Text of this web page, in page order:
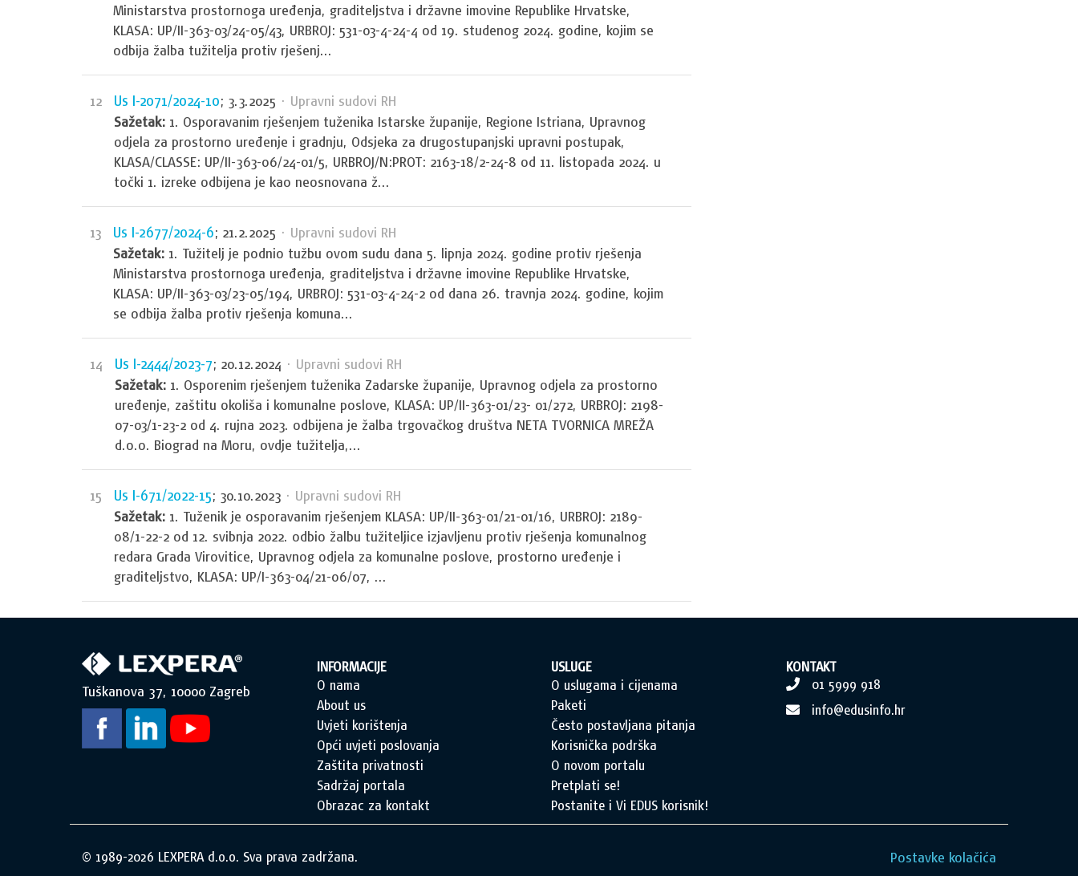
Ministarstva prostornoga uređenja, graditeljstva i državne imovine Republike Hrvatske,
KLASA: UP/II-363-03/24-05/43, URBROJ: 531-03-4-24-4 od 19. studenog 2024. godine, kojim se
odbija žalba tužitelja protiv rješenj...
12 Us I-2071/2024-10; 3.3.2025 · Upravni sudovi RH
Sažetak: 1. Osporavanim rješenjem tuženika Istarske županije, Regione Istriana, Upravnog
odjela za prostorno uređenje i gradnju, Odsjeka za drugostupanjski upravni postupak,
KLASA/CLASSE: UP/II-363-06/24-01/5, URBROJ/N:PROT: 2163-18/2-24-8 od 11. listopada 2024. u
točki 1. izreke odbijena je kao neosnovana ž...
13 Us I-2677/2024-6; 21.2.2025 · Upravni sudovi RH
Sažetak: 1. Tužitelj je podnio tužbu ovom sudu dana 5. lipnja 2024. godine protiv rješenja
Ministarstva prostornoga uređenja, graditeljstva i državne imovine Republike Hrvatske,
KLASA: UP/II-363-03/23-05/194, URBROJ: 531-03-4-24-2 od dana 26. travnja 2024. godine, kojim
se odbija žalba protiv rješenja komuna...
14 Us I-2444/2023-7; 20.12.2024 · Upravni sudovi RH
Sažetak: 1. Osporenim rješenjem tuženika Zadarske županije, Upravnog odjela za prostorno
uređenje, zaštitu okoliša i komunalne poslove, KLASA: UP/II-363-01/23- 01/272, URBROJ: 2198-
07-03/1-23-2 od 4. rujna 2023. odbijena je žalba trgovačkog društva NETA TVORNICA MREŽA
d.o.o. Biograd na Moru, ovdje tužitelja,...
15 Us I-671/2022-15; 30.10.2023 · Upravni sudovi RH
Sažetak: 1. Tuženik je osporavanim rješenjem KLASA: UP/II-363-01/21-01/16, URBROJ: 2189-
08/1-22-2 od 12. svibnja 2022. odbio žalbu tužiteljice izjavljenu protiv rješenja komunalnog
redara Grada Virovitice, Upravnog odjela za komunalne poslove, prostorno uređenje i
graditeljstvo, KLASA: UP/I-363-04/21-06/07, ...
Tuškanova 37, 10000 Zagreb
INFORMACIJE
O nama
About us
Uvjeti korištenja
Opći uvjeti poslovanja
Zaštita privatnosti
Sadržaj portala
Obrazac za kontakt
USLUGE
O uslugama i cijenama
Paketi
Često postavljana pitanja
Korisnička podrška
O novom portalu
Pretplati se!
Postanite i Vi EDUS korisnik!
KONTAKT
01 5999 918
info@edusinfo.hr
© 1989-2026 LEXPERA d.o.o. Sva prava zadržana. Postavke kolačića